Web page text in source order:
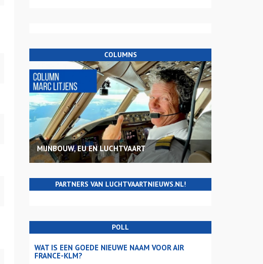
COLUMNS
MIJNBOUW, EU EN LUCHTVAART
PARTNERS VAN LUCHTVAARTNIEUWS.NL!
POLL
WAT IS EEN GOEDE NIEUWE NAAM VOOR AIR
FRANCE-KLM?